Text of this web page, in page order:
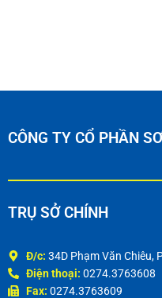
CÔNG TY CỔ PHẦN
TRỤ SỞ CHÍNH
Đ/c: 34D Phạm Văn Chiêu,
Điện thoại: 0274.3763608
Fax: 0274.3763609